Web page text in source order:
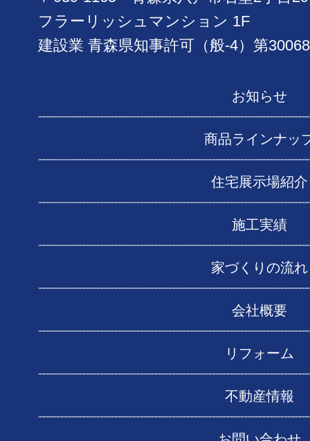
フラーリッシュマンション 1F
建設業 青森県知事許可（般-4）第
お知らせ
商品ラインナッ
住宅展示場紹介
施工実績
家づくりの流れ
会社概要
リフォーム
不動産情報